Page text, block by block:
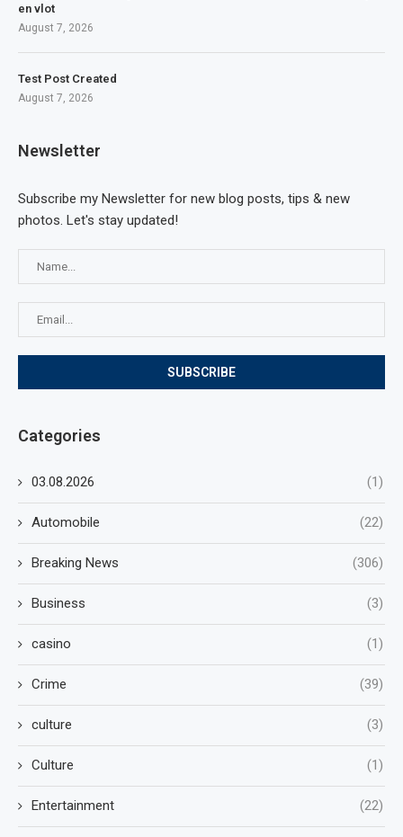
en vlot
August 7, 2026
Test Post Created
August 7, 2026
Newsletter
Subscribe my Newsletter for new blog posts, tips & new
photos. Let's stay updated!
Categories
03.08.2026 (1)
Automobile (22)
Breaking News (306)
Business (3)
casino (1)
Crime (39)
culture (3)
Culture (1)
Entertainment (22)